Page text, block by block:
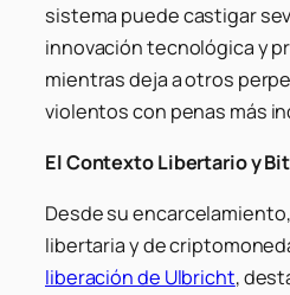
sistema puede castigar
innovación tecnológica y
mientras deja a otros
violentos con penas más
El Contexto Libertario y
Desde su
libertaria y de
liberación de Ulbricht,